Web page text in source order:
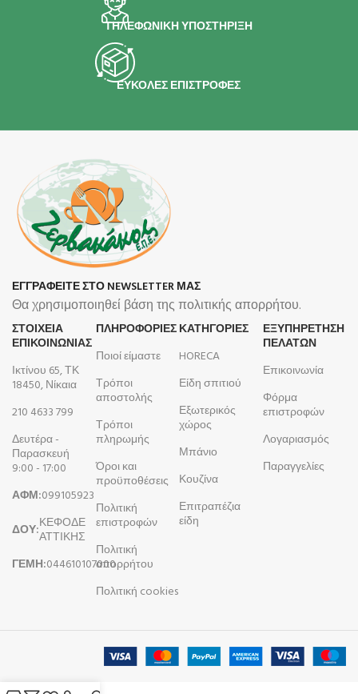
ΤΗΛΕΦΩΝΙΚΗ ΥΠΟΣΤΗΡΙΞΗ
ΕΥΚΟΛΕΣ ΕΠΙΣΤΡΟΦΕΣ
ΕΓΓΡΑΦΕΙΤΕ ΣΤΟ NEWSLETTER ΜΑΣ
Θα χρησιμοποιηθεί βάση της πολιτικής απορρήτου.
ΣΤΟΙΧΕΙΑ
ΕΠΙΚΟΙΝΩΝΙΑΣ
Ικτίνου 65, ΤΚ
18450, Νίκαια
210 4633 799
Δευτέρα -
Παρασκευή
9:00 - 17:00
ΑΦΜ:099105923
ΔΟΥ:ΚΕΦΟΔΕ
ΑΤΤΙΚΗΣ
ΓΕΜΗ:044610107000
ΠΛΗΡΟΦΟΡΊΕΣ
Ποιοί είμαστε
Τρόποι
αποστολής
Τρόποι
πληρωμής
Όροι και
προϋποθέσεις
Πολιτική
επιστροφών
Πολιτική
απορρήτου
Πολιτική cookies
ΚΑΤΗΓΟΡΙΕΣ
HORECA
Είδη σπιτιού
Εξωτερικός
χώρος
Μπάνιο
Κουζίνα
Επιτραπέζια
είδη
ΕΞΥΠΗΡΕΤΗΣΗ
ΠΕΛΑΤΩΝ
Επικοινωνία
Φόρμα
επιστροφών
Λογαριασμός
Παραγγελίες